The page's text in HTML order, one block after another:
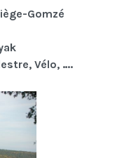
Gomzé
Vélo, ….